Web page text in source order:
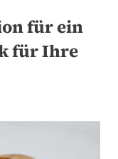
für ein
für Ihre